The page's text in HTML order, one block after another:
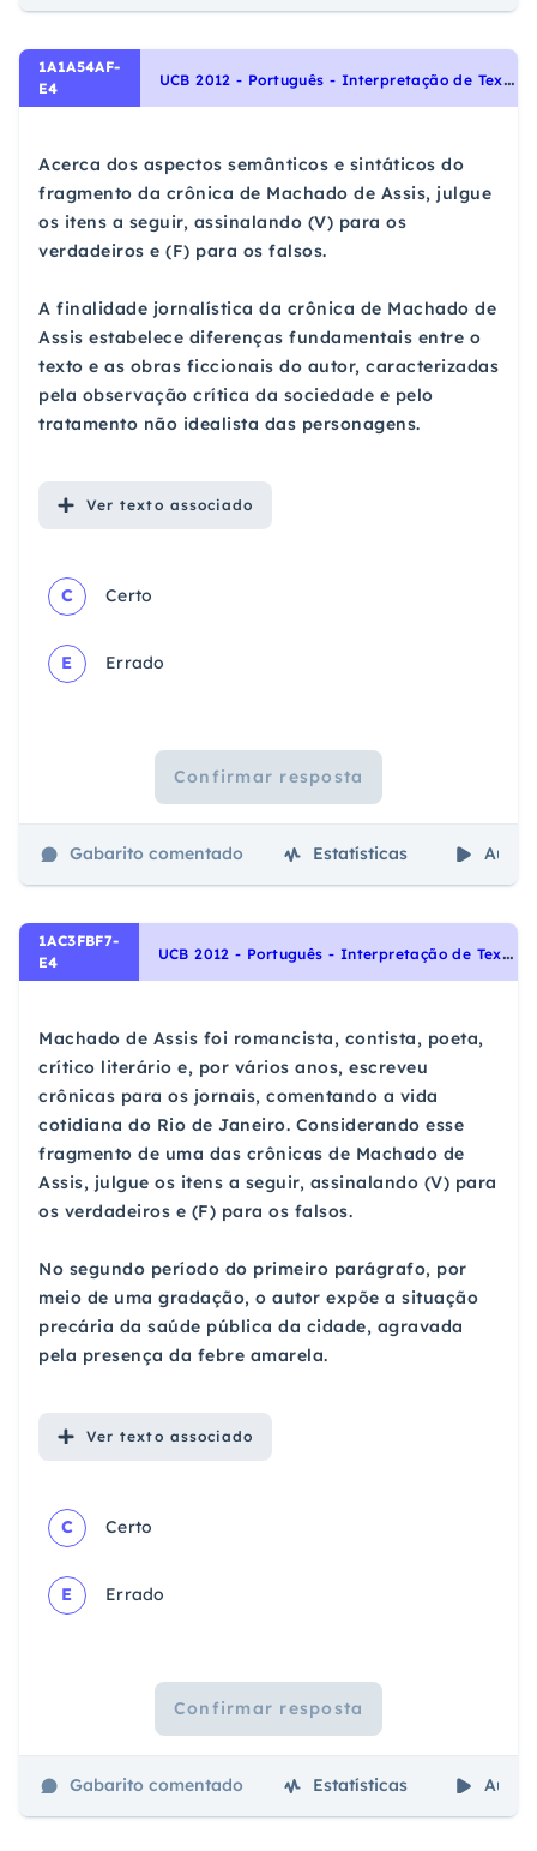
1A1A54AF-
E4
U
CB 2012 - Português - Interpretação de Textos
Acerca dos aspectos semânticos e sintáticos do
fragmento da crônica de Machado de Assis, julgue
os itens a seguir, assinalando (V) para os
verdadeiros e (F) para os falsos.
A finalidade jornalística da crônica de Machado de
Assis estabelece diferenças fundamentais entre o
texto e as obras ficcionais do autor, caracterizadas
pela observação crítica da sociedade e pelo
tratamento não idealista das personagens.
Ver texto associado
C Certo
E Errado
Confirmar resposta
Gabarito comentado Estatísticas Aulas
1AC3FBF7-
E4
U
CB 2012 - Português - Interpretação de Textos
Machado de Assis foi romancista, contista, poeta,
crítico literário e, por vários anos, escreveu
crônicas para os jornais, comentando a vida
cotidiana do Rio de Janeiro. Considerando esse
fragmento de uma das crônicas de Machado de
Assis, julgue os itens a seguir, assinalando (V) para
os verdadeiros e (F) para os falsos.
No segundo período do primeiro parágrafo, por
meio de uma gradação, o autor expõe a situação
precária da saúde pública da cidade, agravada
pela presença da febre amarela.
Ver texto associado
C Certo
E Errado
Confirmar resposta
Gabarito comentado Estatísticas Aulas